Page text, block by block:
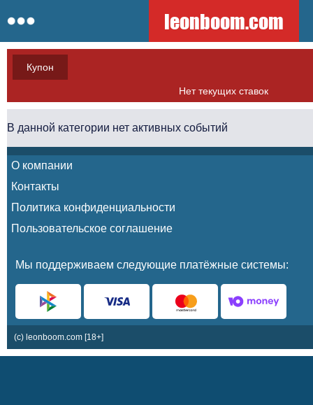
leonboom.com
Купон
Нет текущих ставок
В данной категории нет активных событий
О компании
Контакты
Политика конфиденциальности
Пользовательское соглашение
Мы поддерживаем следующие платёжные системы:
(c) leonboom.com [18+]